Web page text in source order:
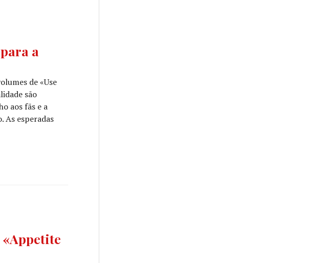
a
de «Use
são
aos fãs e a
esperadas
novo vídeo-clip para a clássica «You Could Be Mine» [estreia]
«Appetite